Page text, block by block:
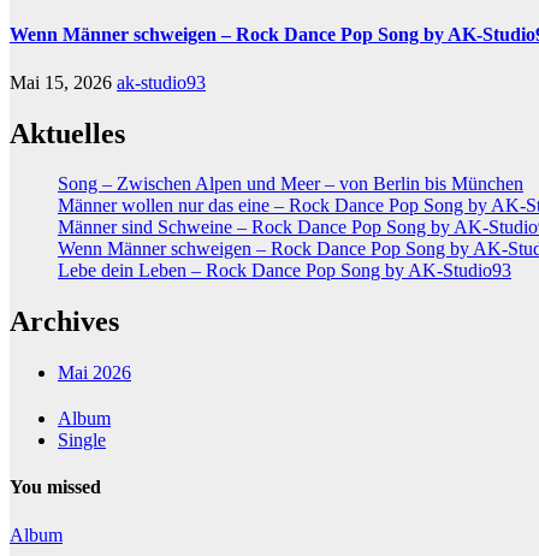
Wenn Männer schweigen – Rock Dance Pop Song by AK-
Mai 15, 2026 ak-studio93
Aktuelles
Song – Zwischen Alpen und Meer – von Berlin bis München
Männer wollen nur das eine – Rock Dance Pop Song by AK-
Männer sind Schweine – Rock Dance Pop Song by AK-
Wenn Männer schweigen – Rock Dance Pop Song by AK-
Lebe dein Leben – Rock Dance Pop Song by AK-Studio93
Archives
Mai 2026
Album
Single
You missed
Album